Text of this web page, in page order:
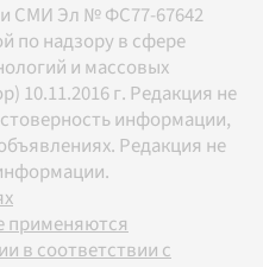
СМИ Эл № ФС77-67642
по надзору в сфере
и массовых
10.11.2016 г. Редакция не
информации,
Редакция не
применяются
в соответствии с